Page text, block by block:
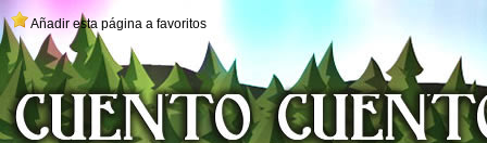
Añadir esta página a favoritos